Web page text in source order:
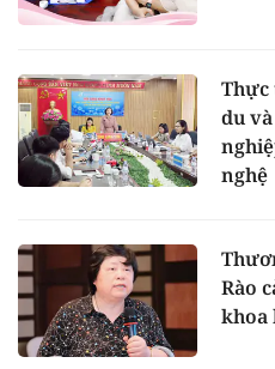
Thực
du
nghệ
Rào
khoa